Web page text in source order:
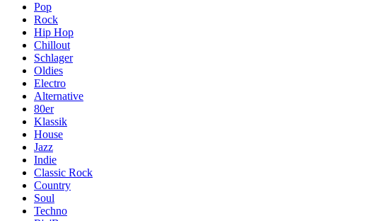
Pop
Rock
Hip Hop
Chillout
Schlager
Oldies
Electro
Alternative
80er
Klassik
House
Jazz
Indie
Classic Rock
Country
Soul
Techno